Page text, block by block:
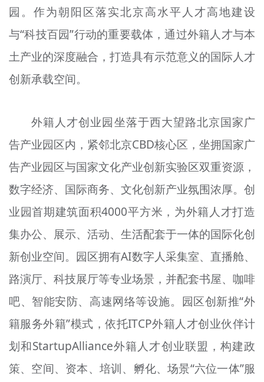
未成年人思想道德建设
榜样人物
+
身边好人
北京宣传文化引导基金
宣传思想文化人才
专题
资料库
+
园。作为朝阳区落实北京高水平人才高地建设
与“科技百园”行动的重要载体，通过外籍人才与本
土产业的深度融合，打造具有示范意义的国际人才
创新承载空间。
外籍人才创业园坐落于西大望路北京国家广
告产业园区内，紧邻北京CBD核心区，坐拥国家广
告产业园区与国家文化产业创新实验区双重资源，
数字经济、国际商务、文化创新产业氛围浓厚。创
业园首期建筑面积4000平方米，为外籍人才打造
集办公、展示、活动、生活配套于一体的国际化创
新创业空间。园区拥有AI数字人采集室、直播舱、
路演厅、科技展厅等专业场景，并配套书屋、咖啡
吧、智能安防、高速网络等设施。园区创新推“外
籍服务外籍”模式，依托ITCP外籍人才创业伙伴计
划和StartupAlliance外籍人才创业联盟，构建政
策、空间、资本、培训、孵化、场景“六位一体”服